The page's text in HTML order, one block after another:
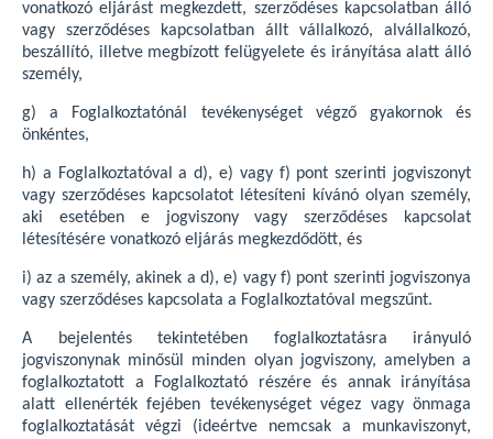
vonatkozó eljárást megkezdett, szerződéses kapcsolatban álló
vagy szerződéses kapcsolatban állt vállalkozó, alvállalkozó,
beszállító, illetve megbízott felügyelete és irányítása alatt álló
személy,
g) a Foglalkoztatónál tevékenységet végző gyakornok és
önkéntes,
h) a Foglalkoztatóval a d), e) vagy f) pont szerinti jogviszonyt
vagy szerződéses kapcsolatot létesíteni kívánó olyan személy,
aki esetében e jogviszony vagy szerződéses kapcsolat
létesítésére vonatkozó eljárás megkezdődött, és
i) az a személy, akinek a d), e) vagy f) pont szerinti jogviszonya
vagy szerződéses kapcsolata a Foglalkoztatóval megszűnt.
A bejelentés tekintetében foglalkoztatásra irányuló
jogviszonynak minősül minden olyan jogviszony, amelyben a
foglalkoztatott a Foglalkoztató részére és annak irányítása
alatt ellenérték fejében tevékenységet végez vagy önmaga
foglalkoztatását végzi (ideértve nemcsak a munkaviszonyt,